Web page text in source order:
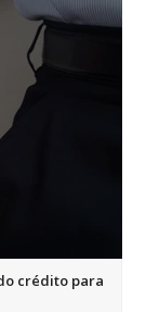
crédito para